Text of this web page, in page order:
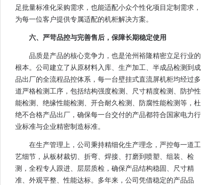
足批量标准化采购需求，也能适配小众个性化项目定制需求，
为每一位客户提供专属适配的机柜解决方案。
六、严苛品控与完善售后，保障长期稳定使用
品质是产品的核心竞争力，也是沧州裕隆精密立足行业的
根本。公司建立了从原材料入库、生产加工、半成品检测到成
品出厂的全流程品控体系，每一台壁挂式直流屏机柜均经过多
道严格检测工序，包括结构强度检测、尺寸精度检测、防护性
能检测、绝缘性能检测、开合耐久检测、防腐性能检测等，杜
绝不合格产品出厂，确保每一台交付的产品都符合国家电力行
业标准与企业精密制造标准。
在生产管理上，公司秉持精细化生产理念，严控每一道工
艺细节，从板材裁切、折弯、焊接、打磨到喷塑、组装、检
测，全程专人跟进、层层质检，确保产品结构稳固、尺寸精
准、外观平整、性能达标。多年来，公司凭借稳定的产品品